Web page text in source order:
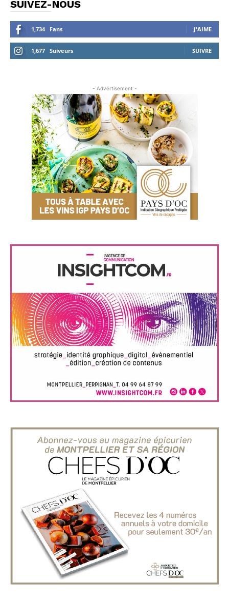
SUIVEZ-NOUS
1,734 Fans J'AIME
1,677 Suiveurs SUIVRE
- Advertisement -